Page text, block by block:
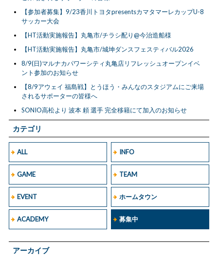
カテゴリ
ALL INFO
GAME TEAM
EVENT ホームタウン
ACADEMY 募集中
アーカイブ
【参加者募集】9/23香川トヨタpresentsカマタマーレカップU-8
サッカー大会
【HT活動実施報告】丸亀市/チラシ配り@今治造船様
【HT活動実施報告】丸亀市/城坤ダンスフェスティバル2026
8/9(日)マルナカパワーシティ丸亀店リフレッシュオープンイベ
ント参加のお知らせ
【8/9アウェイ 福島戦】とうほう・みんなのスタジアムにご来場
されるサポーターの皆様へ
SONIO高松より 波本 頼 選手 完全移籍にて加入のお知らせ